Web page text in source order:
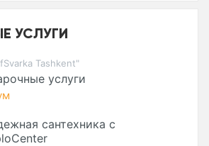
УСЛУГИ
Tashkent"
услуги
сантехника с